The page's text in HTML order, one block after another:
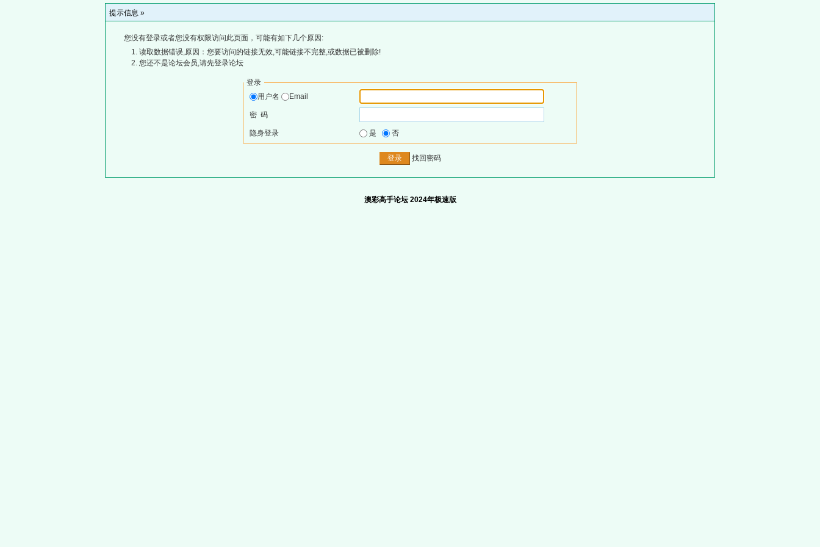
提示信息 »
您没有登录或者您没有权限访问此页面，可能有如下几个原因:
读取数据错误,原因：您要访问的链接无效,可能链接不完整,或数据已被删除!
您还不是论坛会员,请先登录论坛
登录
用户名
Email
密 码
隐身登录 是 否
找回密码
澳彩高手论坛 2024年极速版